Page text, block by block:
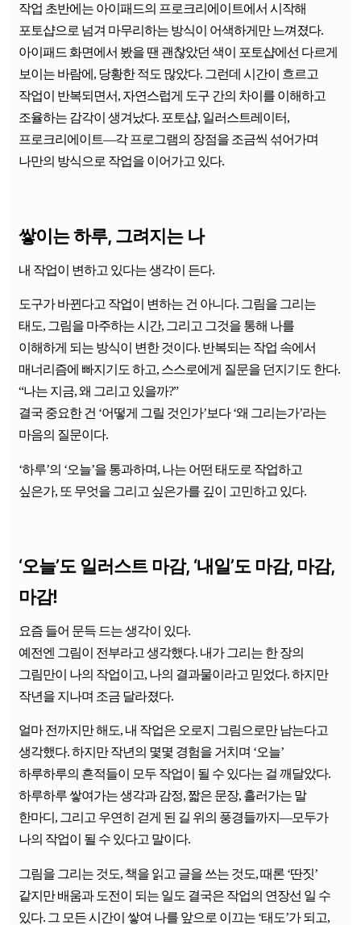
작업 초반에는 아이패드의 프로크리에이트에서 시작해
포토샵으로 넘겨 마무리하는 방식이 어색하게만 느껴졌다.
아이패드 화면에서 봤을 땐 괜찮았던 색이 포토샵에선 다르게
보이는 바람에, 당황한 적도 많았다. 그런데 시간이 흐르고
작업이 반복되면서, 자연스럽게 도구 간의 차이를 이해하고
조율하는 감각이 생겨났다. 포토샵, 일러스트레이터,
프로크리에이트—각 프로그램의 장점을 조금씩 섞어가며
나만의 방식으로 작업을 이어가고 있다.
쌓이는 하루, 그려지는 나
내 작업이 변하고 있다는 생각이 든다.
도구가 바뀐다고 작업이 변하는 건 아니다. 그림을 그리는
태도, 그림을 마주하는 시간, 그리고 그것을 통해 나를
이해하게 되는 방식이 변한 것이다. 반복되는 작업 속에서
매너리즘에 빠지기도 하고, 스스로에게 질문을 던지기도 한다.
“나는 지금, 왜 그리고 있을까?”
결국 중요한 건 ‘어떻게 그릴 것인가’보다 ‘왜 그리는가’라는
마음의 질문이다.
‘하루’의 ‘오늘’을 통과하며, 나는 어떤 태도로 작업하고
싶은가, 또 무엇을 그리고 싶은가를 깊이 고민하고 있다.
‘오늘’도 일러스트 마감, ‘내일’도 마감, 마감,
마감!
요즘 들어 문득 드는 생각이 있다.
예전엔 그림이 전부라고 생각했다. 내가 그리는 한 장의
그림만이 나의 작업이고, 나의 결과물이라고 믿었다. 하지만
작년을 지나며 조금 달라졌다.
얼마 전까지만 해도, 내 작업은 오로지 그림으로만 남는다고
생각했다. 하지만 작년의 몇몇 경험을 거치며 ‘오늘’
하루하루의 흔적들이 모두 작업이 될 수 있다는 걸 깨달았다.
하루하루 쌓여가는 생각과 감정, 짧은 문장, 흘러가는 말
한마디, 그리고 우연히 걷게 된 길 위의 풍경들까지—모두가
나의 작업이 될 수 있다고 말이다.
그림을 그리는 것도, 책을 읽고 글을 쓰는 것도, 때론 ‘딴짓’
같지만 배움과 도전이 되는 일도 결국은 작업의 연장선 일 수
있다. 그 모든 시간이 쌓여 나를 앞으로 이끄는 ‘태도’가 되고,